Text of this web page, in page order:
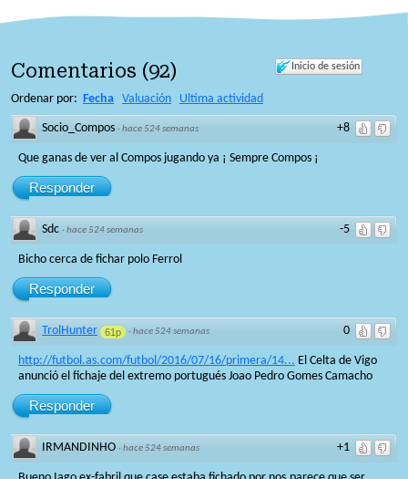
Inicio de sesión
Comentarios (92)
Ordenar por: Fecha Valuación Ultima actividad
+8
Socio_Compos ·hace 524 semanas
Que ganas de ver al Compos jugando ya ¡ Sempre Compos ¡
Responder
-5
Sdc ·hace 524 semanas
Bicho cerca de fichar polo Ferrol
Responder
0
TrolHunter 61p ·hace 524 semanas
http://futbol.as.com/futbol/2016/07/16/primera/14... El Celta de Vigo
anunció el fichaje del extremo portugués Joao Pedro Gomes Camacho
Responder
+1
IRMANDINHO ·hace 524 semanas